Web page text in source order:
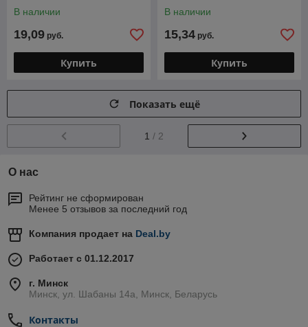
В наличии
19,09 руб.
Купить
В наличии
15,34 руб.
Купить
Показать ещё
1 / 2
О нас
Рейтинг не сформирован
Менее 5 отзывов за последний год
Компания продает на Deal.by
Работает с 01.12.2017
г. Минск
Минск, ул. Шабаны 14а, Минск, Беларусь
Контакты